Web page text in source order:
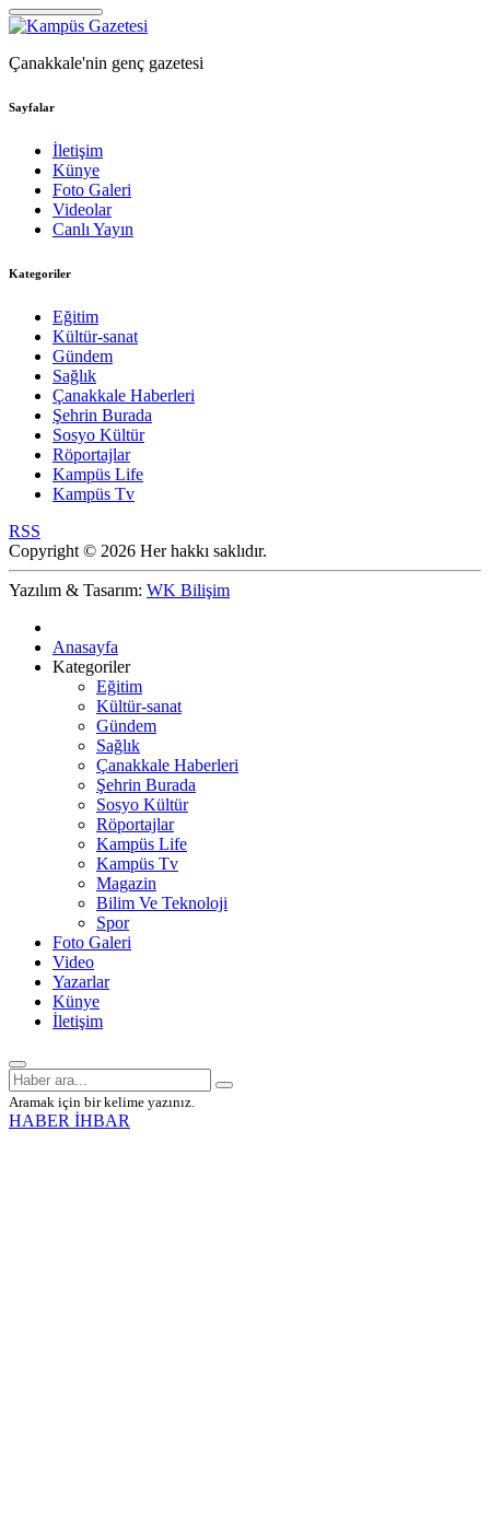
Çanakkale'nin genç gazetesi
Sayfalar
İletişim
Künye
Foto Galeri
Videolar
Canlı Yayın
Kategoriler
Eğitim
Kültür-sanat
Gündem
Sağlık
Çanakkale Haberleri
Şehrin Burada
Sosyo Kültür
Röportajlar
Kampüs Life
Kampüs Tv
RSS
Copyright © 2026 Her hakkı saklıdır.
Yazılım & Tasarım: WK Bilişim
Anasayfa
Kategoriler
Eğitim
Kültür-sanat
Gündem
Sağlık
Çanakkale Haberleri
Şehrin Burada
Sosyo Kültür
Röportajlar
Kampüs Life
Kampüs Tv
Magazin
Bilim Ve Teknoloji
Spor
Foto Galeri
Video
Yazarlar
Künye
İletişim
Aramak için bir kelime yazınız.
HABER İHBAR